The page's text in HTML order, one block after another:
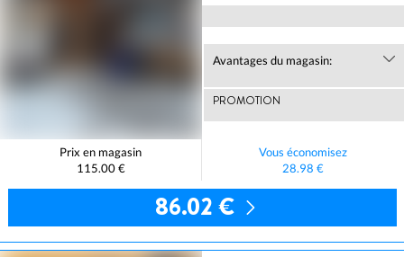
Avantages du magasin:
PROMOTION
Prix en magasin
115.00 €
Vous économisez
28.98 €
86.02 €